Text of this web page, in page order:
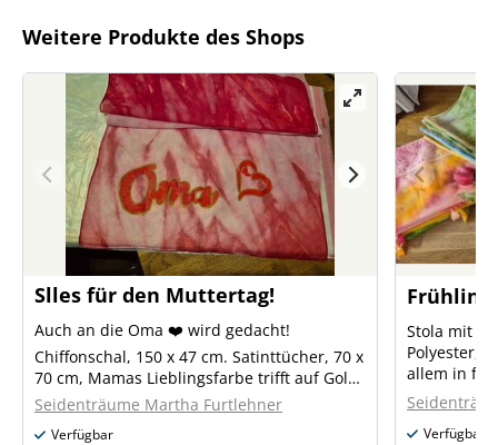
Weitere Produkte des Shops
Slles für den Muttertag!
Auch an die Oma ❤️ wird gedacht!
Chiffonschal, 150 x 47 cm. Satinttücher, 70 x
70 cm, Mamas Lieblingsfarbe trifft auf Gold
u. Silber.
Seidenträume Martha Furtlehner
Verfügbar
Stola mit
Polyester,
allem in
gehalten. €
47 cm,
Verfügbar